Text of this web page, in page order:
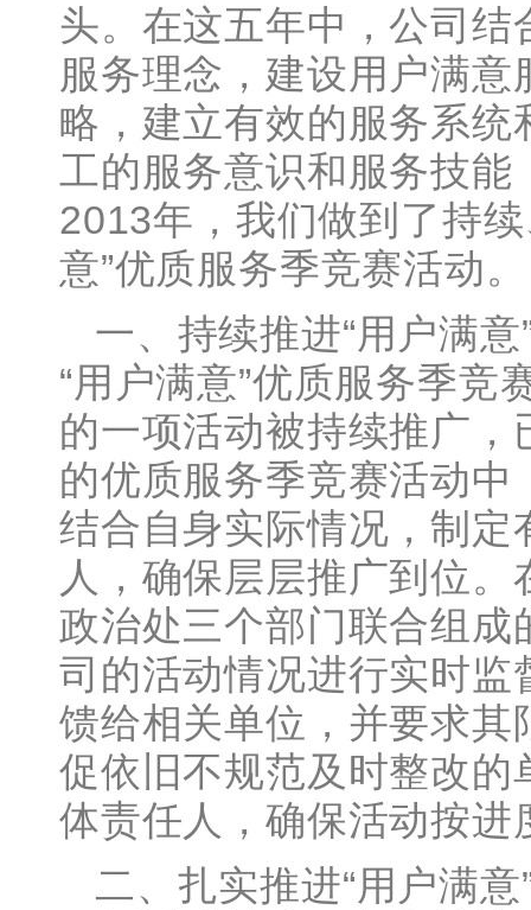
头。在这五年中，公司
服务理念，建设用户满
略，建立有效的服务系
工的服务意识和服务技
2013年，我们做到了持
意”优质服务季竞赛活动。
一、持续推进“用户满
“用户满意”优质服务季竞
的一项活动被持续推广
的优质服务季竞赛活动
结合自身实际情况，制
人，确保层层推广到位
政治处三个部门联合组成
司的活动情况进行实时
馈给相关单位，并要求
促依旧不规范及时整改
体责任人，确保活动按进
二、扎实推进“用户满